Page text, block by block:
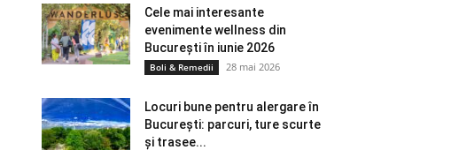
Cele mai interesante
evenimente wellness din
București în iunie 2026
Boli & Remedii 28 mai 2026
Locuri bune pentru alergare în
București: parcuri, ture scurte
și trasee...